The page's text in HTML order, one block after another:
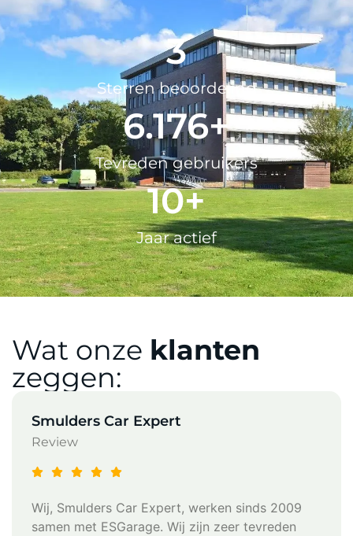
Sterren beoordeling
5
Tevreden gebruikers
9.000+
Jaar actief
15+
Wat onze klanten
zeggen:
Smulders Car Expert
Review
Wij, Smulders Car Expert, werken sinds 2009
samen met ESGarage. Wij zijn zeer tevreden